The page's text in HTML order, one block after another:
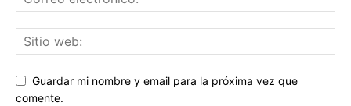
Guardar mi nombre y email para la próxima vez que
comente.